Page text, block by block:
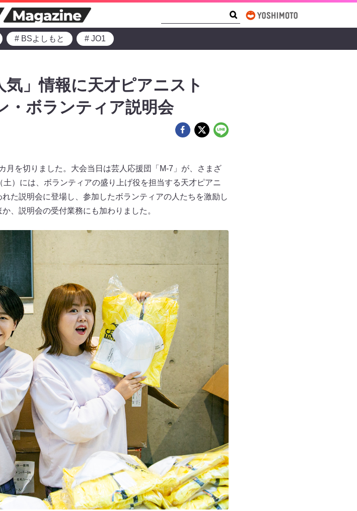
# BSよしもと # JO1
気」情報に天才ピアニスト
・ボランティア説明会
月を切りました。大会当日は芸人応援団「M-7」が、さまざ
）には、ボランティアの盛り上げ役を担当する天才ピアニ
た説明会に登場し、参加したボランティアの人たちを激励し
、説明会の受付業務にも加わりました。